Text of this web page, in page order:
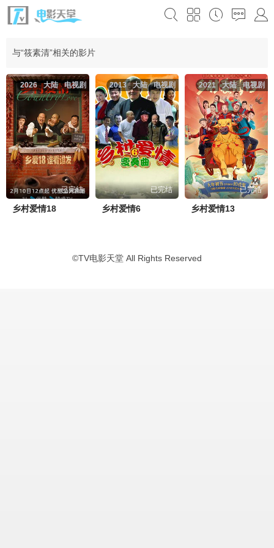
与“筱素清”相关的影片
电视剧
大陆
2026
已完结
乡村爱情18
电视剧
大陆
2013
已完结
乡村爱情6
电视剧
大陆
2021
已完结
乡村爱情13
©TV电影天堂 All Rights Reserved